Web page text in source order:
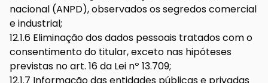
nacional (ANPD), observados os segredos comercial
e industrial;
12.1.6 Eliminação dos dados pessoais tratados com o
consentimento do titular, exceto nas hipóteses
previstas no art. 16 da Lei nº 13.709;